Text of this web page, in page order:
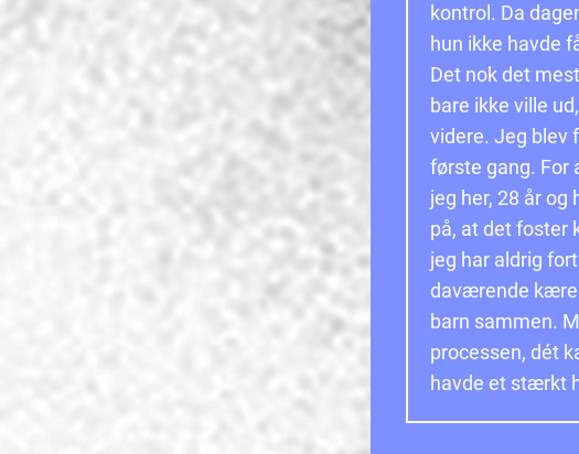
kontrol. Da
hun ikke havde
Det nok det
bare ikke ville
videre. Jeg blev
første gang. For
jeg her, 28 år
på, at det foster
jeg har aldrig
daværende
barn sammen.
processen, dét
havde et stærkt